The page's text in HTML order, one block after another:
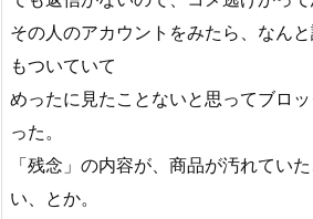
その人のアカウントをみたら、なん
もついていて
めったに見たことないと思ってブロ
った。
「残念」の内容が、商品が汚れてい
い、とか。